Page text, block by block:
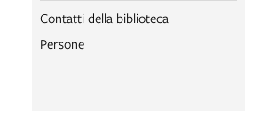
Contatti della biblioteca
Persone